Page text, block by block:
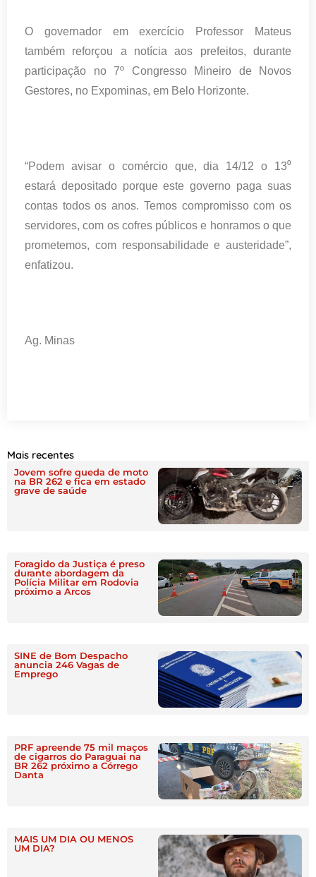
O governador em exercício Professor Mateus
também reforçou a notícia aos prefeitos, durante
participação no 7º Congresso Mineiro de Novos
Gestores, no Expominas, em Belo Horizonte.
“Podem avisar o comércio que, dia 14/12 o 13⁰
estará depositado porque este governo paga suas
contas todos os anos. Temos compromisso com os
servidores, com os cofres públicos e honramos o que
prometemos, com responsabilidade e austeridade”,
enfatizou.
Ag. Minas
Mais recentes
Jovem sofre queda de moto
na BR 262 e fica em estado
grave de saúde
Foragido da Justiça é preso
durante abordagem da
Polícia Militar em Rodovia
próximo a Arcos
SINE de Bom Despacho
anuncia 246 Vagas de
Emprego
PRF apreende 75 mil maços
de cigarros do Paraguai na
BR 262 próximo a Córrego
Danta
MAIS UM DIA OU MENOS
UM DIA?